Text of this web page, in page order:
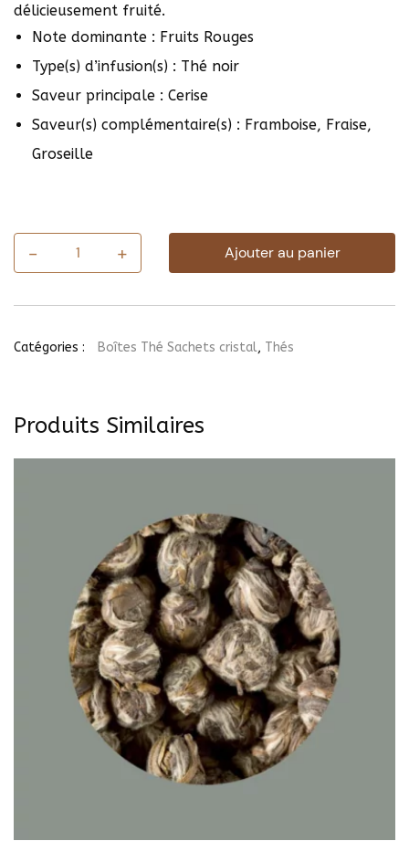
délicieusement fruité.
Note dominante : Fruits Rouges
Type(s) d’infusion(s) : Thé noir
Saveur principale : Cerise
Saveur(s) complémentaire(s) : Framboise, Fraise,
Groseille
-
quantité
de
Fruits
+ Ajouter au panier
Catégories : Boîtes Thé Sachets cristal, Thés
Produits Similaires